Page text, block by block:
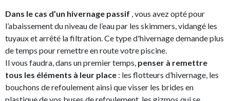
Dans le cas d’un hivernage passif , vous avez opté pour
l’abaissement du niveau de l’eau par les skimmers, vidangé les
tuyaux et arrêté la filtration. Ce type d'hivernage demande plus
de temps pour remettre en route votre piscine.
Il vous faudra, dans un premier temps, penser à remettre
tous les éléments à leur place : les flotteurs d’hivernage, les
bouchons de refoulement ainsi que visser les brides en